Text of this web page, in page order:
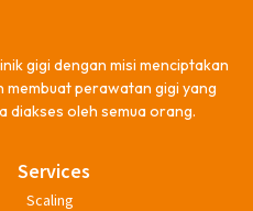
gigi dengan misi menciptakan
membuat perawatan gigi yang
diakses oleh semua orang.
Services
Scaling